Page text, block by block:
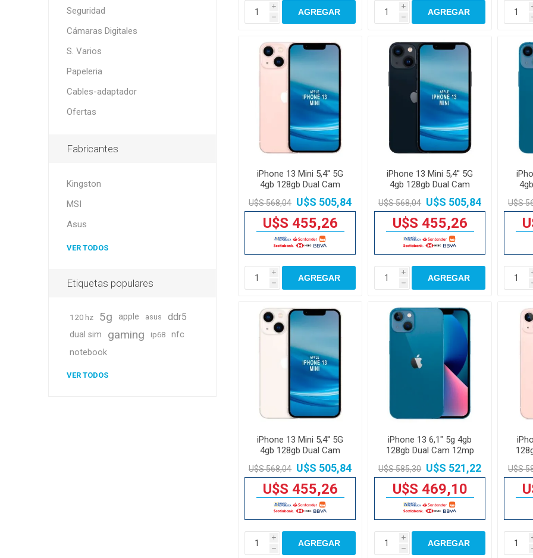
i
h
AGREGAR
i
h
AGREGAR
iPhone 13 Mini 5,4'' 5G
4gb 128gb Dual Cam
12mp
U$S 568,04 U$S 505,84
U$S 455,26
i
h
AGREGAR
iPhone 13 Mini 5,4'' 5G
4gb 128gb Dual Cam
12mp
U$S 568,04 U$S 505,84
U$S 455,26
i
h
AGREGAR
U$S
iPhone 13 Mini 5,4'' 5G
4gb 128gb Dual Cam
12mp
U$S 568,04 U$S 505,84
U$S 455,26
i
h
AGREGAR
iPhone 13 6,1" 5g 4gb
128gb Dual Cam 12mp
U$S 585,30 U$S 521,22
U$S 469,10
i
h
AGREGAR
U$S
Seguridad
Cámaras Digitales
S. Varios
Papeleria
Cables-adaptador
Ofertas
Fabricantes
Kingston
MSI
Asus
VER TODOS
Etiquetas populares
120 hz 5g apple asus ddr5
dual sim gaming ip68
nfc
notebook
VER TODOS